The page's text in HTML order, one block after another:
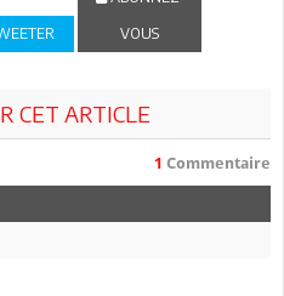
VOUS
CET ARTICLE
1 Commentaire